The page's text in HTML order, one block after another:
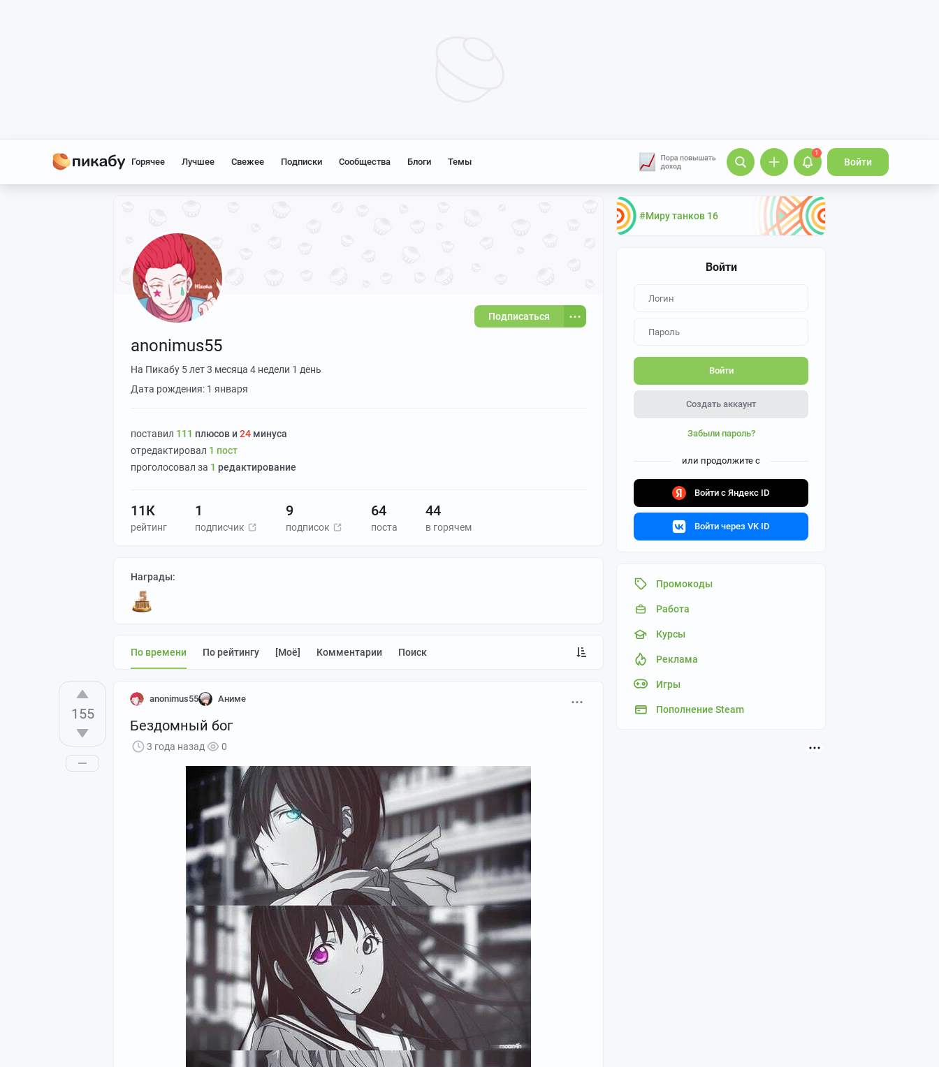
Горячее Лучшее Свежее Подписки Сообщества Блоги Темы
1
Войти
#Миру танков 16
Войти
Войти
Создать аккаунт
Забыли пароль?
или продолжите с
Войти с Яндекс ID
Войти через VK ID
Промокоды
Работа
Курсы
Реклама
Игры
Пополнение Steam
anonimus55
Подписаться
На Пикабу 5 лет 3 месяца 4 недели 1 день
Дата рождения: 1 января
поставил 111 плюсов и24 минуса
отредактировал 1 пост
проголосовал за 1 редактирование
11К
рейтинг
1
подписчик
9
подписок
64
поста
44
в горячем
Награды:
По времени По рейтингу [моё] Комментарии Поиск
155
anonimus55 Аниме
Бездомный бог
3 года назад 0